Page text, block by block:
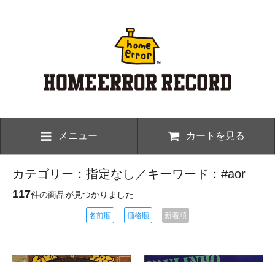
メニュー カートを見る
カテゴリー：指定なし／キーワード：#aor
117件の商品が見つかりました
名前順 価格順 新着順